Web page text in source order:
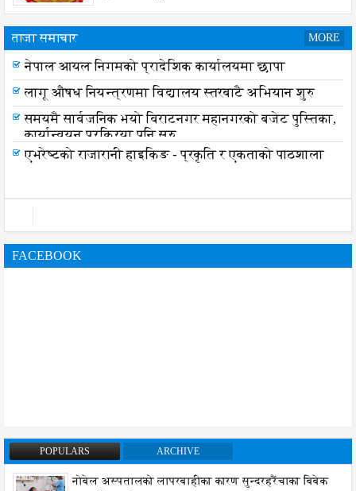
ताजा समाचार MORE
नेपाल आयल निगमको प्रादेशिक कार्यालयमा छापा
नेपाल आयल निगमको प्रादेशिक कार्यालयमा छापा
लागू औषध नियन्त्रणमा विद्यालय स्तरबाटै अभियान शुरु
समयमै सार्वजनिक भयो विराटनगर महानगरको बजेट पुस्तिका,
कार्यान्वयन प्रक्रिया पनि सुरु
एभरेष्टको राजारानी हाइकिङ - प्रकृति र एकताको पाठशाला
FACEBOOK
POPULARS ARCHIVE
नोबेल अस्पतालको लापरबाहीका कारण सुन्दरहरैंचाका बिबेक